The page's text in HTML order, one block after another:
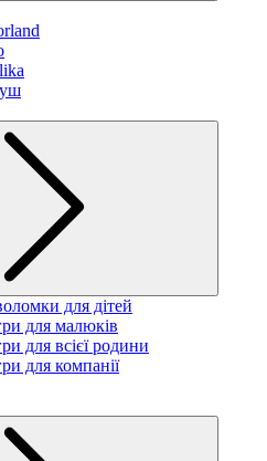
для дітей
для малюків
для всієї родини
для компанії